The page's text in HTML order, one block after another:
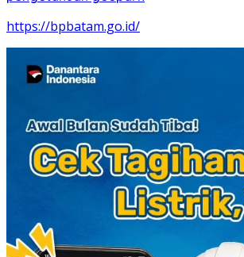
https://bpbatam.go.id/